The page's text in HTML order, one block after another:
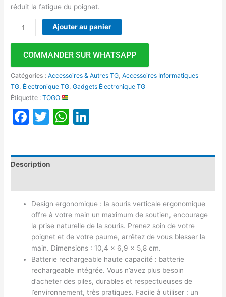
réduit la fatigue du poignet.
Ajouter au panier
COMMANDER SUR WHATSAPP
Catégories :Accessoires & Autres TG,Accessoires Informatiques
TG, Électronique TG,Gadgets Électronique TG
Étiquette :TOGO
Facebook
TwitterWhatsApp
Description
Design ergonomique : la souris verticale ergonomique
offre à votre main un maximum de soutien, encourage
la prise naturelle de la souris. Prenez soin de votre
poignet et de votre paume, arrêtez de vous blesser la
main. Dimensions : 10,4 x 6,9 x 5,8 cm.
Batterie rechargeable haute capacité : batterie
rechargeable intégrée. Vous n’avez plus besoin
d’acheter des piles, durables et respectueuses de
l’environnement, très pratiques. Facile à utiliser : un